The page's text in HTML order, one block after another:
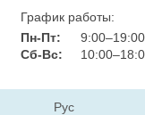
График работы:
Пн-Пт:
9:00–19:00
Сб-Вс:
Рус